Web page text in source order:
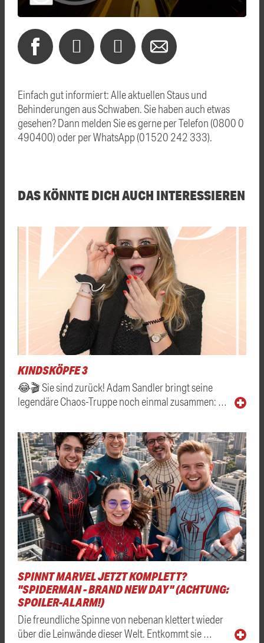
Einfach gut informiert: Alle aktuellen Staus und
Behinderungen aus Schwaben. Sie haben auch etwas
gesehen? Dann melden Sie es gerne per Telefon (0800 0
490400) oder per WhatsApp (01520 242 333).
DAS KÖNNTE DICH AUCH INTERESSIEREN
KINDSKÖPFE 3
😂🎬 Sie sind zurück! Adam Sandler bringt seine
legendäre Chaos-Truppe noch einmal zusammen: …
SPINNT MARVEL JETZT KOMPLETT?
"SPIDERMAN - BRAND NEW DAY" (ACHTUNG:
SPOILER-ALARM!)
Die freundliche Spinne von nebenan klettert wieder
über die Leinwände dieser Welt. Entkommt sie …